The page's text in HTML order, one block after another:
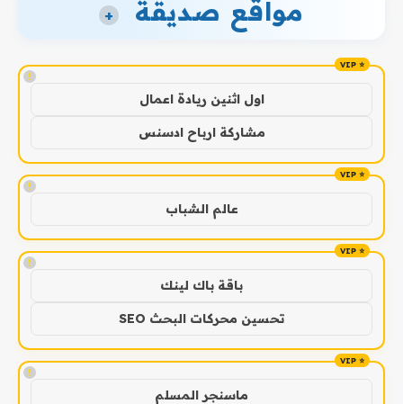
مواقع صديقة +
!
اول اثنين ريادة اعمال
مشاركة ارباح ادسنس
!
عالم الشباب
!
باقة باك لينك
تحسين محركات البحث SEO
!
ماسنجر المسلم